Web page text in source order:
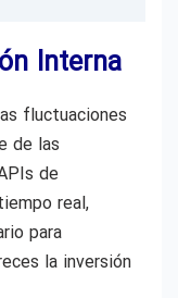
Interna
fluctuaciones
de las
de
real,
para
la inversión